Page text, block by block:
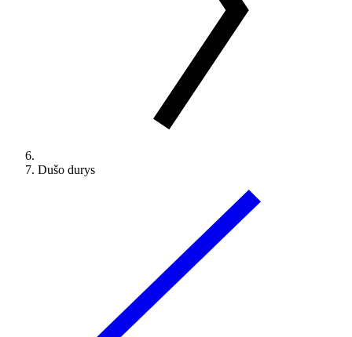
Dušo durys